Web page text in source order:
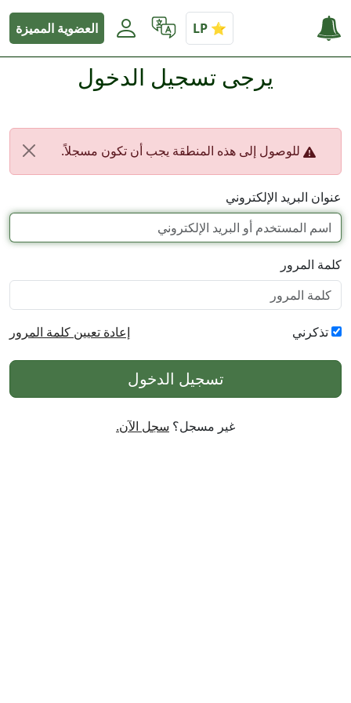
العضوية المميزة
يرجى تسجيل الدخول
للوصول إلى هذه المنطقة يجب أن تكون مسجلاً.
عنوان البريد الإلكتروني
كلمة المرور
تذكرني إعادة تعيين كلمة المرور
تسجيل الدخول
غير مسجل؟ سجل الآن.